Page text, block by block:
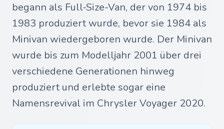
begann als Full‑Size-Van, der von 1974 bis
1983 produziert wurde, bevor sie 1984 als
Minivan wiedergeboren wurde. Der Minivan
wurde bis zum Modelljahr 2001 über drei
verschiedene Generationen hinweg
produziert und erlebte sogar eine
Namensrevival im Chrysler Voyager 2020.